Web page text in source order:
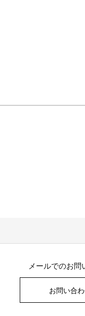
メールでのお問
お問い合